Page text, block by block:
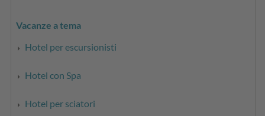
Vacanze a tema
Hotel per escursionisti
Hotel con Spa
Hotel per sciatori